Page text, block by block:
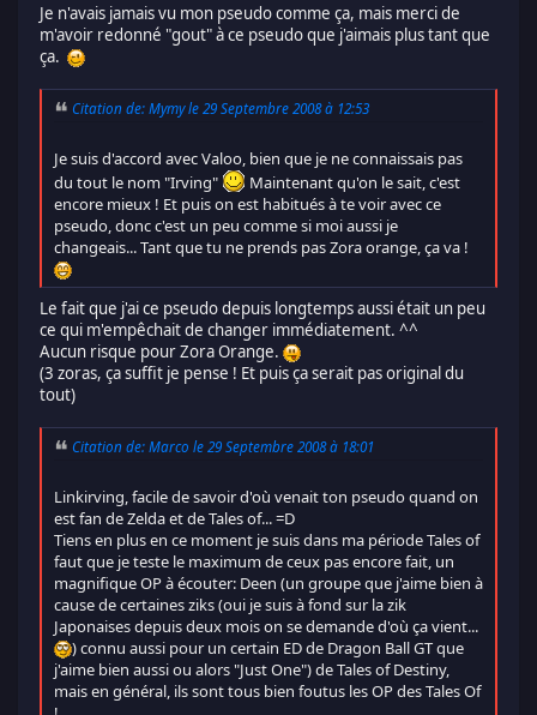
Je n'avais jamais vu mon pseudo comme ça, mais merci de
m'avoir redonné "gout" à ce pseudo que j'aimais plus tant que
ça.
Citation de: Mymy le 29 Septembre 2008 à 12:53
Je suis d'accord avec Valoo, bien que je ne connaissais pas
du tout le nom "Irving"
Maintenant qu'on le sait, c'est
encore mieux ! Et puis on est habitués à te voir avec ce
pseudo, donc c'est un peu comme si moi aussi je
changeais... Tant que tu ne prends pas Zora orange, ça va !
Le fait que j'ai ce pseudo depuis longtemps aussi était un peu
ce qui m'empêchait de changer immédiatement. ^^
Aucun risque pour Zora Orange.
(3 zoras, ça suffit je pense ! Et puis ça serait pas original du
tout)
Citation de: Marco le 29 Septembre 2008 à 18:01
Linkirving, facile de savoir d'où venait ton pseudo quand on
est fan de Zelda et de Tales of... =D
Tiens en plus en ce moment je suis dans ma période Tales of
faut que je teste le maximum de ceux pas encore fait, un
magnifique OP à écouter: Deen (un groupe que j'aime bien à
cause de certaines ziks (oui je suis à fond sur la zik
Japonaises depuis deux mois on se demande d'où ça vient...
) connu aussi pour un certain ED de Dragon Ball GT que
j'aime bien aussi ou alors "Just One") de Tales of Destiny,
mais en général, ils sont tous bien foutus les OP des Tales Of